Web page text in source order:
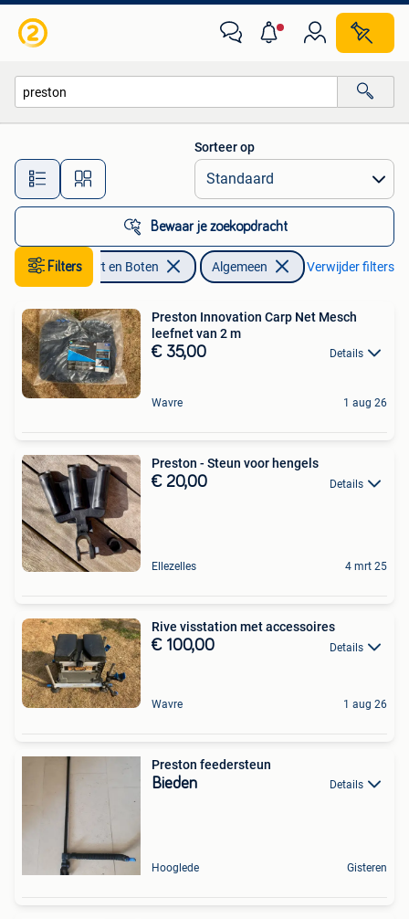
Alle afstanden…
Sorteer op
Bewaar je zoekopdracht
Filters
Watersport en Boten Algemeen Verwijder filters
Preston Innovation Carp Net Mesch
leefnet van 2 m
€ 35,00 Details
Wavre 1 aug 26
Preston - Steun voor hengels
€ 20,00 Details
Ellezelles 4 mrt 25
Rive visstation met accessoires
€ 100,00 Details
Wavre 1 aug 26
Preston feedersteun
Bieden Details
Hooglede Gisteren